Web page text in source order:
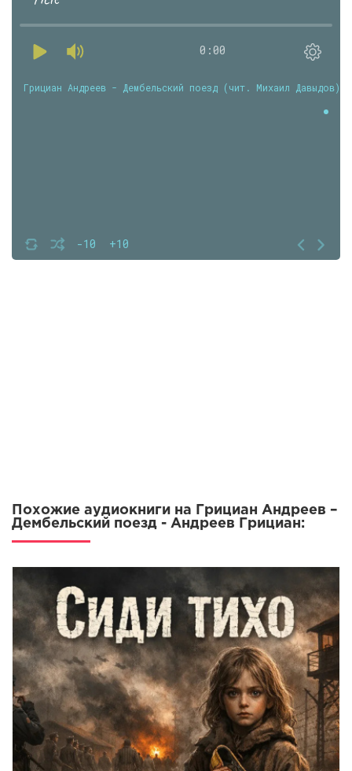
0:00
-10 +10
Грициан Андреев - Дембельский поезд (чит. Михаил Давыдов)
Похожие аудиокниги на Грициан Андреев –
Дембельский поезд - Андреев Грициан: